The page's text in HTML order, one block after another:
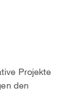
Projekte
den